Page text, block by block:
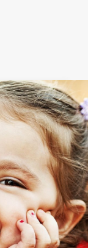
a día, no
Nuestra
afectividady
poco a
a
padres e